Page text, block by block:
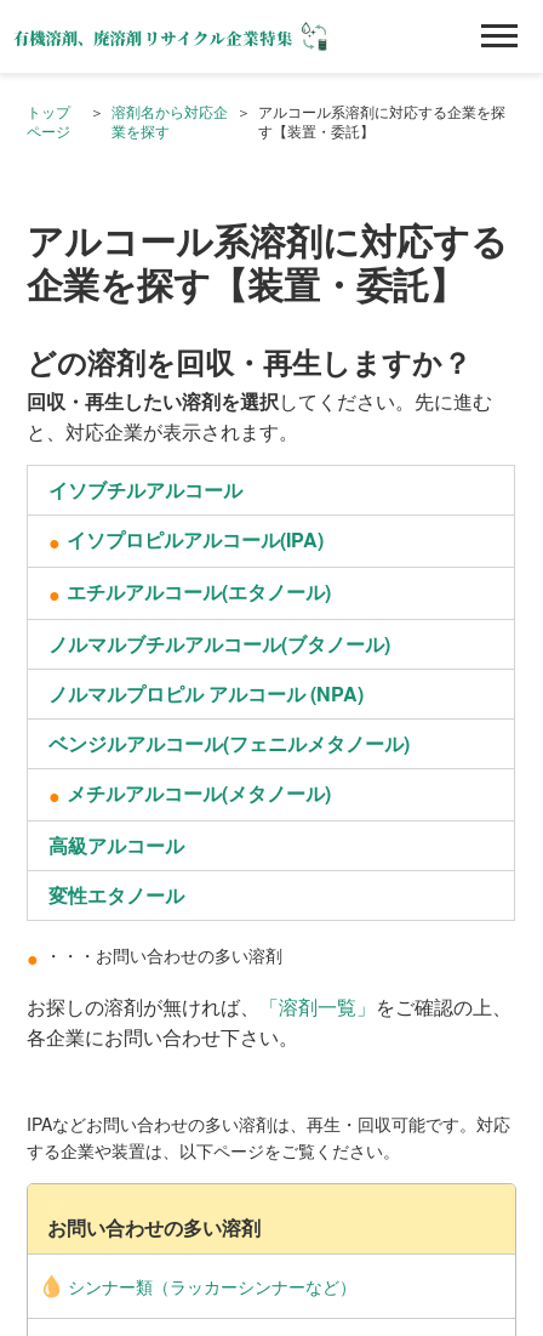
トップ
ページ
溶剤名から対応企
業を探す
アルコール系溶剤に対応する企業を探
す【装置・委託】
アルコール系溶剤に対応する
企業を探す【装置・委託】
どの溶剤を回収・再生しますか？
回収・再生したい溶剤を選択してください。先に進む
と、対応企業が表示されます。
イソブチルアルコール
● イソプロピルアルコール(IPA)
● エチルアルコール(エタノール)
ノルマルブチルアルコール(ブタノール)
ノルマルプロピル アルコール (NPA)
ベンジルアルコール(フェニルメタノール)
● メチルアルコール(メタノール)
高級アルコール
変性エタノール
● ・・・お問い合わせの多い溶剤
お探しの溶剤が無ければ、 「溶剤一覧」 をご確認の上、
各企業にお問い合わせ下さい。
IPAなどお問い合わせの多い溶剤は、再生・回収可能です。対応
する企業や装置は、以下ページをご覧ください。
お問い合わせの多い溶剤
シンナー類（ラッカーシンナーなど）